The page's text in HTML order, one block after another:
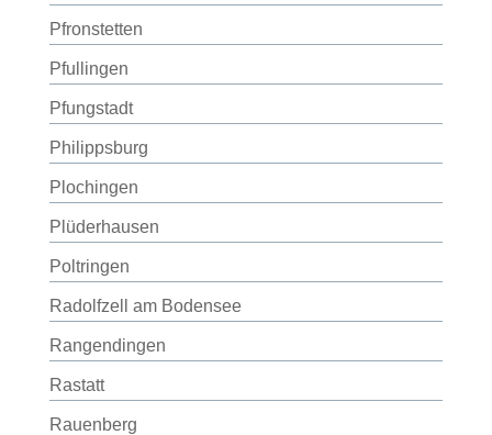
Pfronstetten
Pfullingen
Pfungstadt
Philippsburg
Plochingen
Plüderhausen
Poltringen
Radolfzell am Bodensee
Rangendingen
Rastatt
Rauenberg